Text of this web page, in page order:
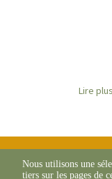
Lire
Nous utilisons une
tiers sur les pages de